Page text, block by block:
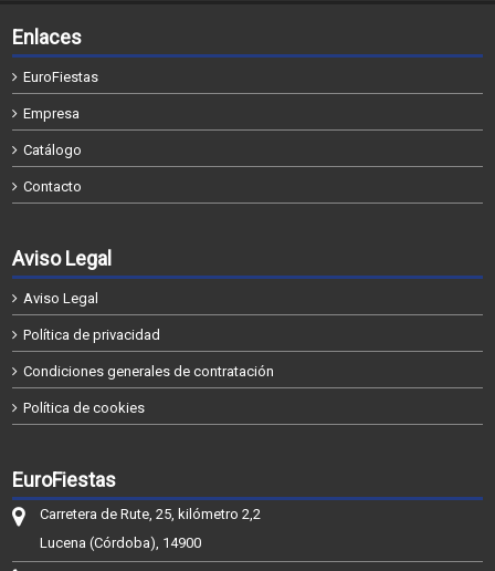
Enlaces
EuroFiestas
Empresa
Catálogo
Contacto
Aviso Legal
Aviso Legal
Política de privacidad
Condiciones generales de contratación
Política de cookies
EuroFiestas
Carretera de Rute, 25, kilómetro 2,2
Lucena (Córdoba), 14900